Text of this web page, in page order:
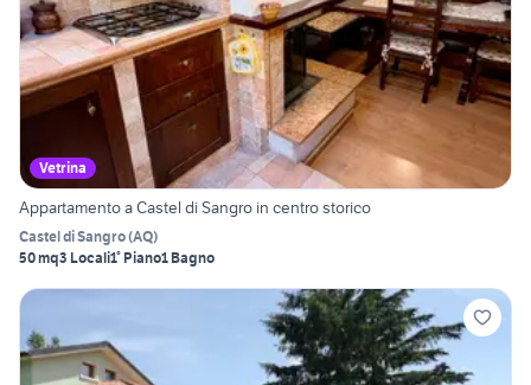
Vetrina
Appartamento a Castel di Sangro in centro storico
Castel di Sangro(AQ)
50 mq3 Locali1° Piano1 Bagno